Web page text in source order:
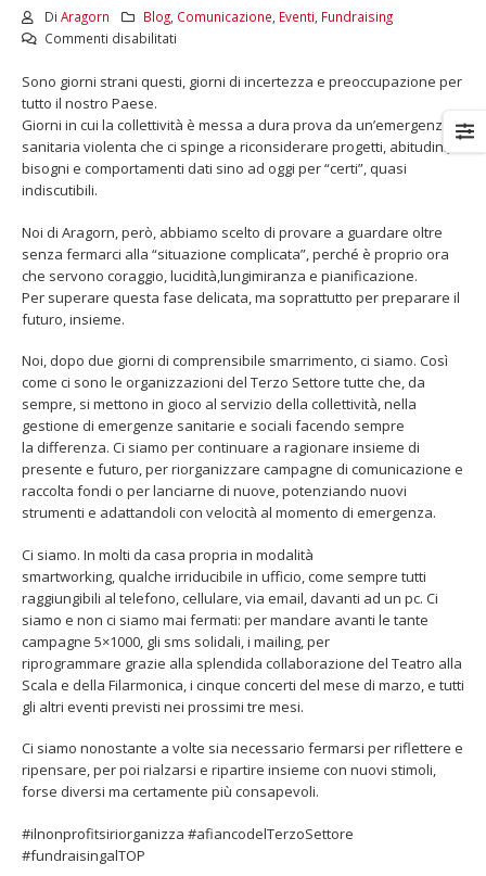
Di Aragorn Blog Comunicazione Eventi Fundraising
Commenti disabilitatisu
ci
al
lavoro
oggi,
voi,
per
il
nostro
Sono giorni strani questi, giorni di incertezza e preoccupazione per
tutto il nostro Paese.
Giorni in cui la collettività è messa a dura prova da un’emergenza
sanitaria violenta che ci spinge a riconsiderare progetti, abitudini,
bisogni e comportamenti dati sino ad oggi per “certi”, quasi
indiscutibili.
Noi di Aragorn, però, abbiamo scelto di provare a guardare oltre
senza fermarci alla “situazione complicata”, perché è proprio ora
che servono coraggio, lucidità,lungimiranza e pianificazione.
Per superare questa fase delicata, ma soprattutto per preparare il
futuro, insieme.
Noi, dopo due giorni di comprensibile smarrimento, ci siamo. Così
come ci sono le organizzazioni del Terzo Settore tutte che, da
sempre, si mettono in gioco al servizio della collettività, nella
gestione di emergenze sanitarie e sociali facendo sempre
la differenza. Ci siamo per continuare a ragionare insieme di
presente e futuro, per riorganizzare campagne di comunicazione e
raccolta fondi o per lanciarne di nuove, potenziando nuovi
strumenti e adattandoli con velocità al momento di emergenza.
Ci siamo. In molti da casa propria in modalità
smartworking, qualche irriducibile in ufficio, come sempre tutti
raggiungibili al telefono, cellulare, via email, davanti ad un pc. Ci
siamo e non ci siamo mai fermati: per mandare avanti le tante
campagne 5×1000, gli sms solidali, i mailing, per
riprogrammare grazie alla splendida collaborazione del Teatro alla
Scala e della Filarmonica, i cinque concerti del mese di marzo, e tutti
gli altri eventi previsti nei prossimi tre mesi.
Ci siamo nonostante a volte sia necessario fermarsi per riflettere e
ripensare, per poi rialzarsi e ripartire insieme con nuovi stimoli,
forse diversi ma certamente più consapevoli.
#ilnonprofitsiriorganizza #afiancodelTerzoSettore
#fundraisingalTOP
Fino al 29 marzo 2026 – Anziani
malati e fragili, VIDAS lancia
una campagna per rafforzare
l’assistenza domiciliare
2026
13 dicembre 2024 – In
carnet per le Prove Aperte
della Filarmonica della
Dicembre 14, 2024
5 ottobre 2026 – “Jannacci…
18 e 19 dicembre 2026 –
Opera Cardinal Ferrari